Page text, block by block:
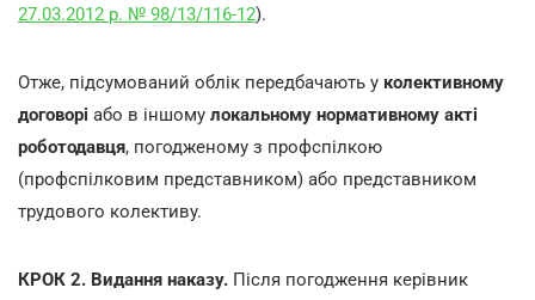
27.03.2012 р. № 98/13/116-12).
Отже, підсумований облік передбачають у колективному
договорі або в іншому локальному нормативному акті
роботодавця, погодженому з профспілкою
(профспілковим представником) або представником
трудового колективу.
КРОК 2. Видання наказу. Після погодження керівник